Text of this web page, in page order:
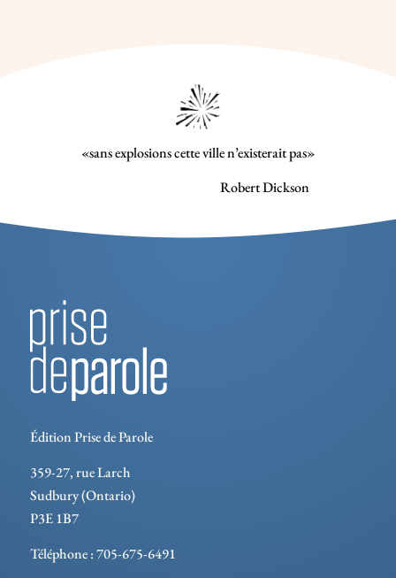
«sans explosions cette ville n’existerait pas»
Robert Dickson
Édition Prise de Parole
359-27, rue Larch
Sudbury (Ontario)
P3E 1B7
Téléphone : 705-675-6491